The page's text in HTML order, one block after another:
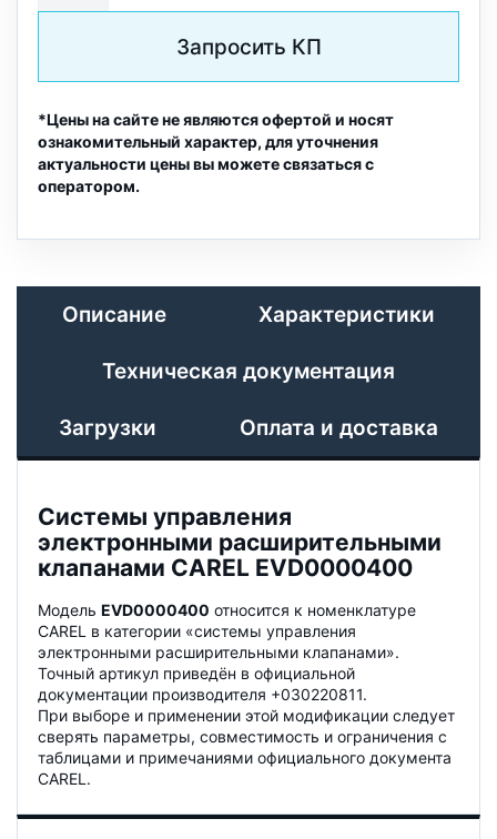
Запросить КП
*Цены на сайте не являются офертой и носят
ознакомительный характер, для уточнения
актуальности цены вы можете связаться с
оператором.
Описание Характеристики
Техническая документация
Загрузки Оплата и доставка
Системы управления
электронными расширительными
клапанами CAREL EVD0000400
Модель EVD0000400 относится к номенклатуре
CAREL в категории «системы управления
электронными расширительными клапанами».
Точный артикул приведён в официальной
документации производителя +030220811.
При выборе и применении этой модификации следует
сверять параметры, совместимость и ограничения с
таблицами и примечаниями официального документа
CAREL.